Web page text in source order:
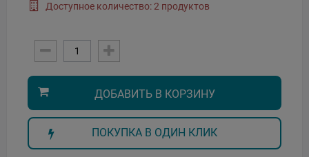
Доступное количество: 2 продуктов
ДОБАВИТЬ В КОРЗИНУ
ПОКУПКА В ОДИН КЛИК